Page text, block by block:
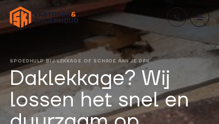
content
SPOEDHULP BIJ LEKKAGE OF SCHADE AAN JE DAK
Daklekkage? Wij
lossen het snel en